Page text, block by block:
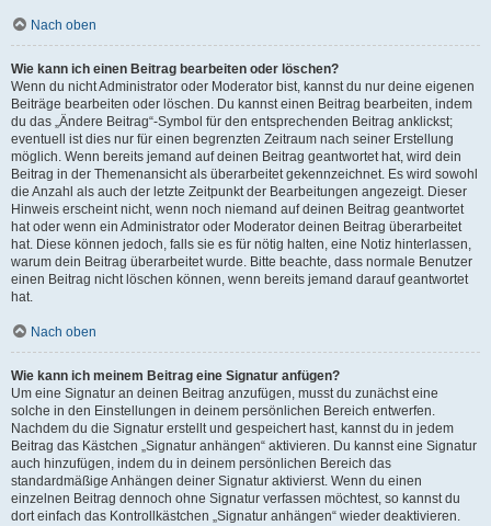
Nach oben
Wie kann ich einen Beitrag bearbeiten oder löschen?
Wenn du nicht Administrator oder Moderator bist, kannst du nur deine eigenen
Beiträge bearbeiten oder löschen. Du kannst einen Beitrag bearbeiten, indem
du das „Ändere Beitrag“-Symbol für den entsprechenden Beitrag anklickst;
eventuell ist dies nur für einen begrenzten Zeitraum nach seiner Erstellung
möglich. Wenn bereits jemand auf deinen Beitrag geantwortet hat, wird dein
Beitrag in der Themenansicht als überarbeitet gekennzeichnet. Es wird sowohl
die Anzahl als auch der letzte Zeitpunkt der Bearbeitungen angezeigt. Dieser
Hinweis erscheint nicht, wenn noch niemand auf deinen Beitrag geantwortet
hat oder wenn ein Administrator oder Moderator deinen Beitrag überarbeitet
hat. Diese können jedoch, falls sie es für nötig halten, eine Notiz hinterlassen,
warum dein Beitrag überarbeitet wurde. Bitte beachte, dass normale Benutzer
einen Beitrag nicht löschen können, wenn bereits jemand darauf geantwortet
hat.
Nach oben
Wie kann ich meinem Beitrag eine Signatur anfügen?
Um eine Signatur an deinen Beitrag anzufügen, musst du zunächst eine
solche in den Einstellungen in deinem persönlichen Bereich entwerfen.
Nachdem du die Signatur erstellt und gespeichert hast, kannst du in jedem
Beitrag das Kästchen „Signatur anhängen“ aktivieren. Du kannst eine Signatur
auch hinzufügen, indem du in deinem persönlichen Bereich das
standardmäßige Anhängen deiner Signatur aktivierst. Wenn du einen
einzelnen Beitrag dennoch ohne Signatur verfassen möchtest, so kannst du
dort einfach das Kontrollkästchen „Signatur anhängen“ wieder deaktivieren.